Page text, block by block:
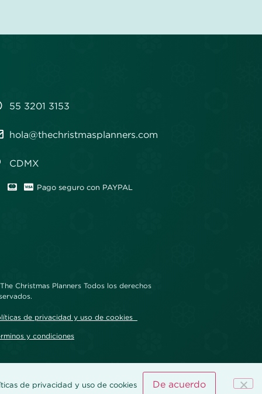
55 3201 3153
hola@thechristmasplanners.com
CDMX
Pago seguro con PAYPAL
Christmas Planners Todos los derechos
de privacidad y uso de cookies
y condiciones
de privacidad y uso de cookies De acuerdo